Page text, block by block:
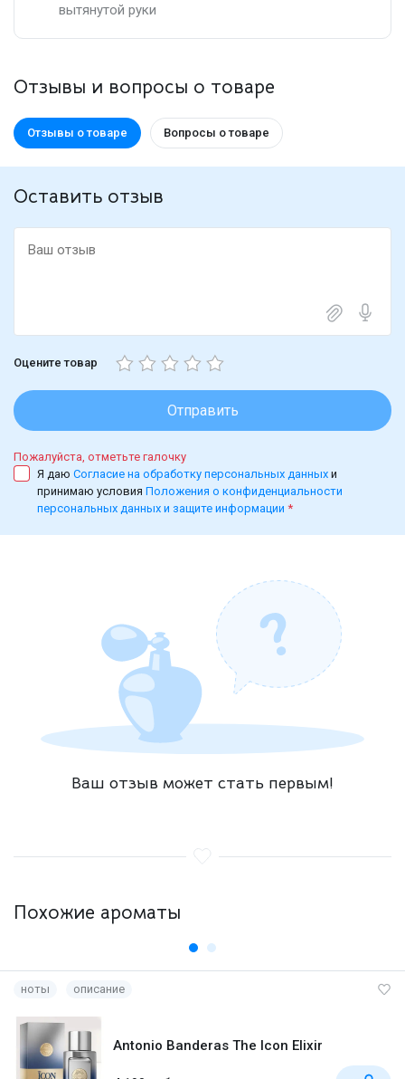
вытянутой руки
Отзывы и вопросы о товаре
Отзывы о товаре Вопросы о товаре
Оставить отзыв
Оцените товар
Отправить
Пожалуйста, отметьте галочку
Я даю Согласие на обработку персональных данных и
принимаю условия Положения о конфиденциальности
персональных данных и защите информации *
Ваш отзыв может стать первым!
Похожие ароматы
ноты описание
Antonio Banderas The Icon Elixir